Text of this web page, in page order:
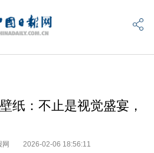
纸：不止是视觉盛宴，
网 2026-02-06 18:56:11